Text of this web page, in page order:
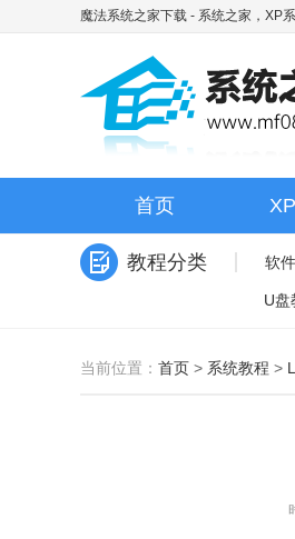
魔法系统之家下载 - 系统之家，XP
首页
教程分类 软
U盘
当前位置： 首页 > 系统教程 >